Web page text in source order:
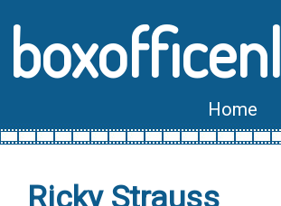
boxofficenl
Home
Ricky Strauss